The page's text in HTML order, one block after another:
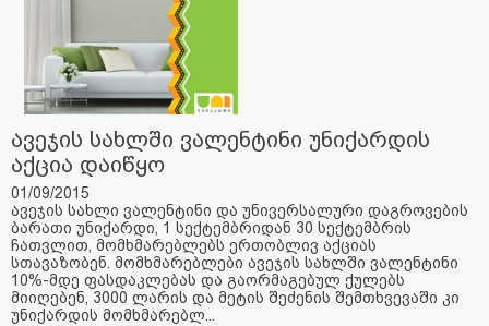
ავეჯის სახლში ვალენტინი უნიქარდის
აქცია დაიწყო
01/09/2015
ავეჯის სახლი ვალენტინი და უნივერსალური დაგროვების
ბარათი უნიქარდი, 1 სექტემბრიდან 30 სექტემბრის
ჩათვლით, მომხმარებლებს ერთობლივ აქციას
სთავაზობენ. მომხმარებლები ავეჯის სახლში ვალენტინი
10%-მდე ფასდაკლებას და გაორმაგებულ ქულებს
მიიღებენ, 3000 ლარის და მეტის შეძენის შემთხვევაში კი
უნიქარდის მომხმარებლ...